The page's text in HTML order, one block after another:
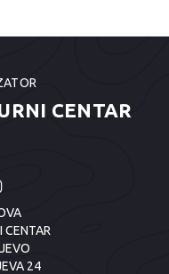
CENTAR
CENTAR
24